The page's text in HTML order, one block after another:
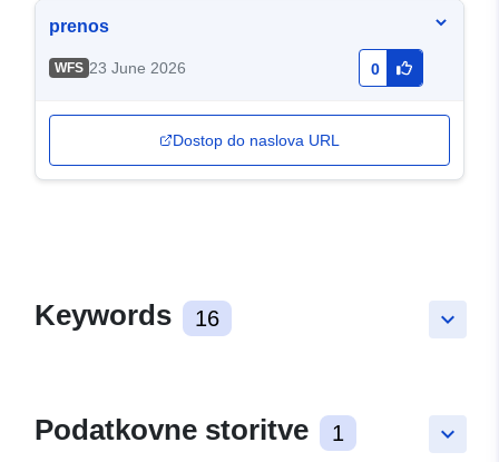
prenos
WFS 23 June 2026 0
Dostop do naslova URL
keyboard_arrow_down
Keywords 16
keyboard_arrow_down
Podatkovne storitve 1